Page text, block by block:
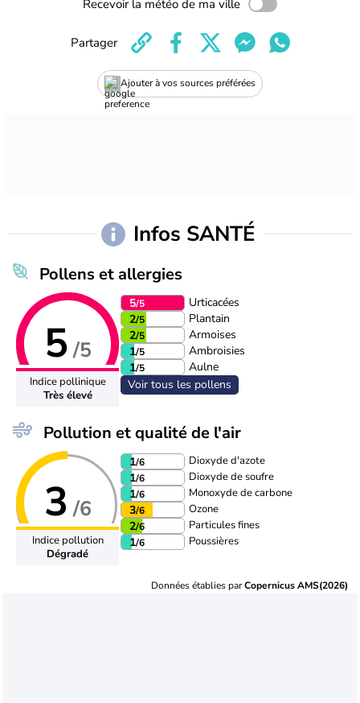
Recevoir la météo de ma ville
Ajouter à vos sources préférées
Partager
Infos SANTÉ
Pollens et allergies
5 /5
Indice pollinique
Très élevé
5/5
Urticacées
2/5
Plantain
2/5
Armoises
1/5
Ambroisies
1/5
Aulne
Voir tous les pollens
Pollution et qualité de l'air
3 /6
Indice pollution
Dégradé
1/6 Dioxyde d'azote
1/6 Dioxyde de soufre
1/6 Monoxyde de carbone
3/6 Ozone
2/6 Particules fines
1/6 Poussières
Données établies parCopernicus AMS(2026)